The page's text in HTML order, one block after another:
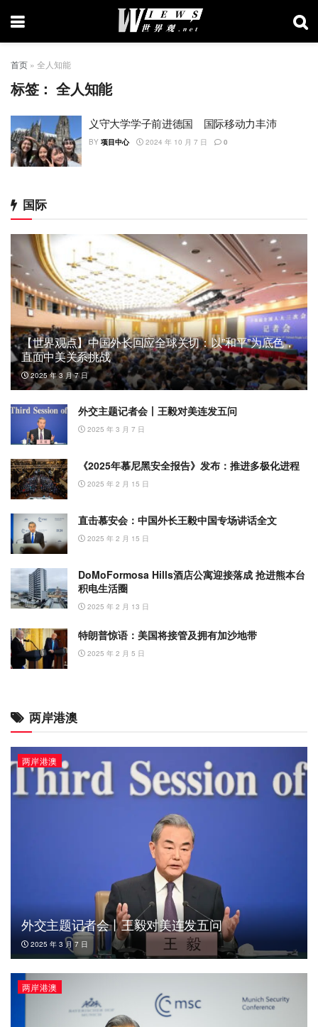
首页 » 全人知能
标签：全人知能
义守大学学子前进德国 国际移动力丰沛
BY 项目中心 2024 年 10 月 7 日 0
国际
【世界观点】中国外长回应全球关切：以”和平”为底色，
直面中美关系挑战
2025 年 3 月 7 日
外交主题记者会丨王毅对美连发五问
2025 年 3 月 7 日
《2025年慕尼黑安全报告》发布：推进多极化进程
2025 年 2 月 15 日
直击慕安会：中国外长王毅中国专场讲话全文
2025 年 2 月 15 日
DoMoFormosa Hills酒店公寓迎接落成 抢进熊本台
积电生活圈
2025 年 2 月 13 日
特朗普惊语：美国将接管及拥有加沙地带
2025 年 2 月 5 日
两岸港澳
两岸港澳
外交主题记者会丨王毅对美连发五问
2025 年 3 月 7 日
两岸港澳